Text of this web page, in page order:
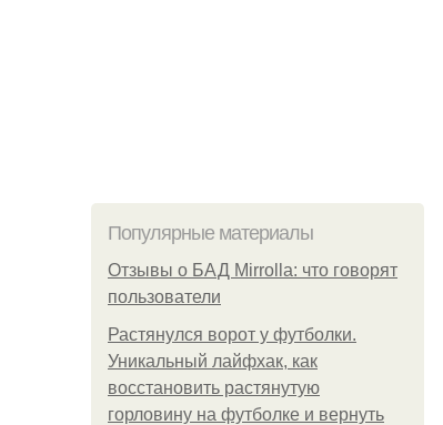
Популярные материалы
Отзывы о БАД Mirrolla: что говорят
пользователи
Растянулся ворот у футболки.
Уникальный лайфхак, как
восстановить растянутую
горловину на футболке и вернуть